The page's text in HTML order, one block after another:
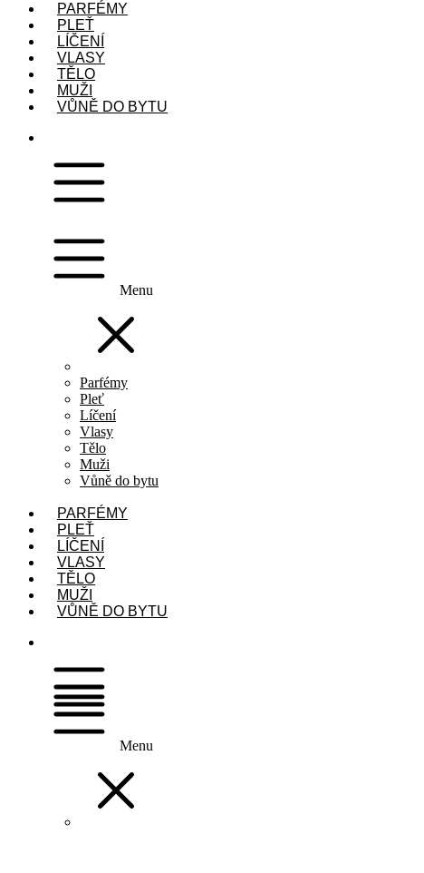
PARFÉMY
PLEŤ
LÍČENÍ
VLASY
TĚLO
MUŽI
VŮNĚ DO BYTU
Menu
Parfémy
Pleť
Líčení
Vlasy
Tělo
Muži
Vůně do bytu
PARFÉMY
PLEŤ
LÍČENÍ
VLASY
TĚLO
MUŽI
VŮNĚ DO BYTU
Menu